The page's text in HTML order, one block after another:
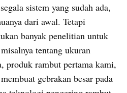
sistem yang sudah ada,
dari awal. Tetapi
banyak penelitian untuk
tentang ukuran
produk rambut pertama kami,
gebrakan besar pada